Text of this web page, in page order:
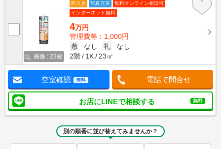
画像 : 23枚
即入居 写真充実
無料オンライン相談可
インターネット無料
4万円
管理費等：1,000円
敷
なし 礼
なし
2階
1K 23㎡
空室確認 無料 電話で問合せ
お店にLINEで相談する 無料
別の順番に並び替えてみませんか？